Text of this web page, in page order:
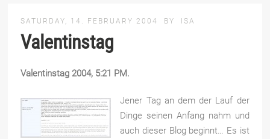
SATURDAY, 14. FEBRUARY 2004 BY ISA
Valentinstag
Valentinstag 2004, 5:21 PM.
Jener Tag an dem der Lauf der
Dinge seinen Anfang nahm und
auch dieser Blog beginnt… Es ist